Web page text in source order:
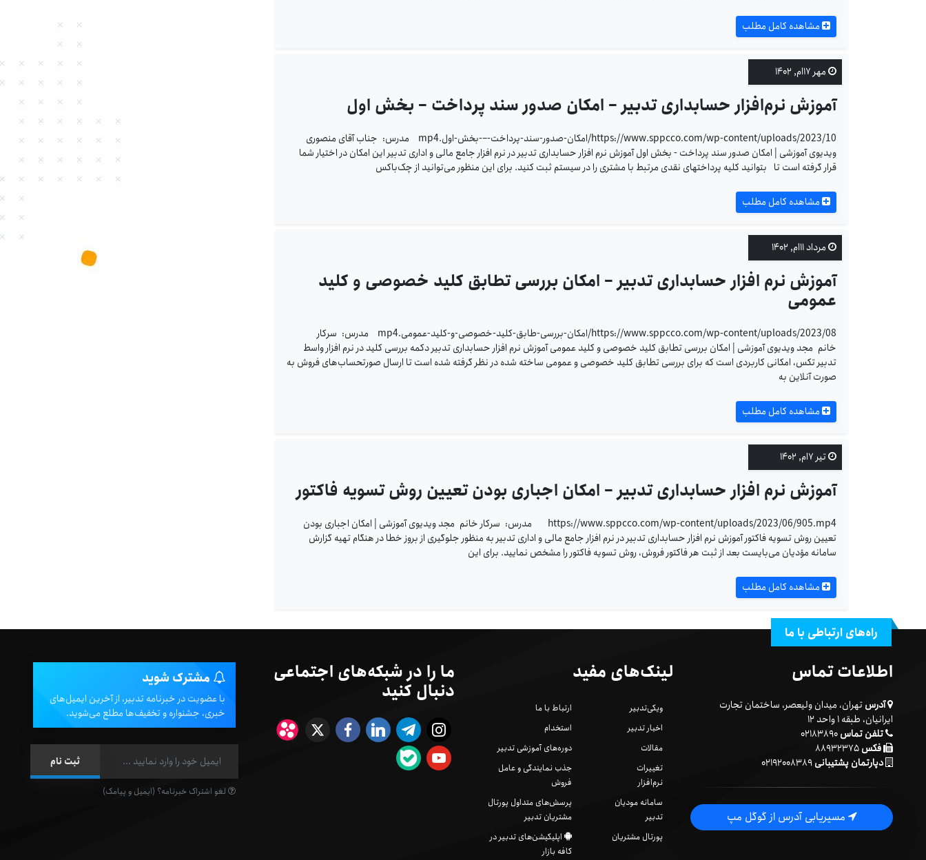
مشاهده کامل مطلب
مهر ۱۷ام, ۱۴۰۲
آموزش نرم‌افزار حسابداری تدبیر – امکان صدور سند پرداخت – بخش اول
https://www.sppcco.com/wp-content/uploads/2023/10/امکان-صدور-سند-پرداخت-–-بخش-اول.mp4 مدرس: جناب آقای منصوری
ویدیوی آموزشی | امکان صدور سند پرداخت - بخش اول آموزش نرم افزار حسابداری تدبیر در نرم افزار جامع مالی و اداری تدبیر این امکان در اختیار شما
قرار گرفته است تا بتوانید کلیه پرداختهای نقدی مرتبط با مشتری را در سیستم ثبت کنید. برای این منظور می‌توانید از چک‌باکس
مشاهده کامل مطلب
مرداد ۱۱ام, ۱۴۰۲
آموزش نرم افزار حسابداری تدبیر – امکان بررسی تطابق کلید خصوصی و کلید
عمومی
https://www.sppcco.com/wp-content/uploads/2023/08/امکان-بررسی-طابق-کلید-خصوصی-و-کلید-عمومی.mp4 مدرس: سرکار
خانم مجد ویدیوی آموزشی | امکان بررسی تطابق کلید خصوصی و کلید عمومی آموزش نرم افزار حسابداری تدبیر دکمه بررسی کلید در نرم افزار واسط
تدبیر تکس، امکانی کاربردی است که برای بررسی تطابق کلید خصوصی و عمومی ساخته شده در نظر گرفته شده است تا ارسال صورتحساب‌های فروش به
صورت آنلاین به
مشاهده کامل مطلب
تیر ۷ام, ۱۴۰۲
آموزش نرم افزار حسابداری تدبیر – امکان اجباری بودن تعیین روش تسویه فاکتور
https://www.sppcco.com/wp-content/uploads/2023/06/905.mp4 مدرس: سرکار خانم مجد ویدیوی آموزشی | امکان اجباری بودن
تعیین روش تسویه فاکتور آموزش نرم افزار حسابداری تدبیر در نرم افزار جامع مالی و اداری تدبیر به منظور جلوگیری از بروز خطا در هنگام تهیه گزارش
سامانه مؤدیان می‌بایست بعد از ثبت هر فاکتور فروش، روش تسویه فاکتور را مشخص نمایید. برای این
مشاهده کامل مطلب
راه‌های ارتباطی با ما
اطلاعات تماس
آدرستهران، میدان ولیعصر، ساختمان تجارت
ایرانیان، طبقه ۱ واحد ۱۲
تلفن تماس۰۲۱۸۳۸۹۰
فکس
دپارتمان پشتیبانی۰۲۱۹۲۰۰۸۳۸۹
مسیریابی آدرس از گوگل مپ
لینک‌های مفید
ویکی‌تدبیر
اخبار تدبیر
مقالات
تغییرات
نرم‌افزار
سامانه مودیان
تدبیر
پورتال مشتریان
ارتباط با ما
استخدام
دوره‌های آموزشی تدبیر
جذب نمایندگی و عامل
فروش
پرسش‌های متداول پورتال
مشتریان تدبیر
اپلیکیشن‌های تدبیر در
کافه بازار
ما را در شبکه‌های اجتماعی
دنبال کنید مشترک شوید
با عضویت در خبرنامه تدبیر، از آخرین ایمیل‌های
خبری، جشنواره و تخفیف‌ها مطلع می‌شوید.
لغو اشتراک خبرنامه؟ (ایمیل و پیامک)